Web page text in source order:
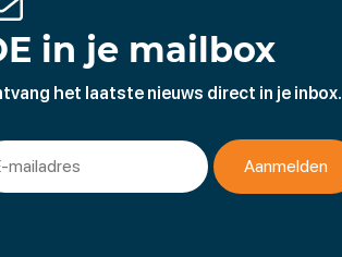
in je mailbox
het laatste nieuws direct in je inbox.